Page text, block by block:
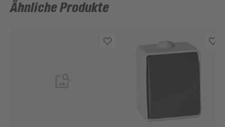
Ähnliche Produkte